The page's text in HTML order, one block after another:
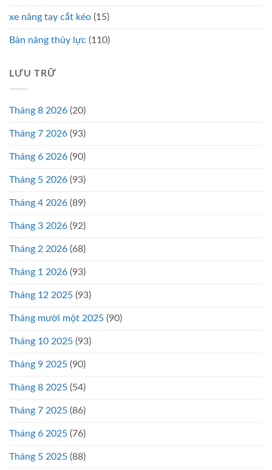
xe nâng tay cắt kéo (15)
Bàn nâng thủy lực (110)
LƯU TRỮ
Tháng 8 2026 (20)
Tháng 7 2026 (93)
Tháng 6 2026 (90)
Tháng 5 2026 (93)
Tháng 4 2026 (89)
Tháng 3 2026 (92)
Tháng 2 2026 (68)
Tháng 1 2026 (93)
Tháng 12 2025 (93)
Tháng mười một 2025 (90)
Tháng 10 2025 (93)
Tháng 9 2025 (90)
Tháng 8 2025 (54)
Tháng 7 2025 (86)
Tháng 6 2025 (76)
Tháng 5 2025 (88)